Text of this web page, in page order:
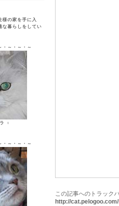
様の家を手に入
な暮らしをしてい
・～・～・～
ラ ♀
・～・～・～
この記事へのトラック
http://